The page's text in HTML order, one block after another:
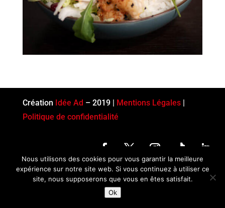
Création Idée Ad – 2019 | Mentions Légales|
Politique de confidentialité
Nous utilisons des cookies pour vous garantir la meilleure
expérience sur notre site web. Si vous continuez à utiliser ce
site, nous supposerons que vous en êtes satisfait.
Ok